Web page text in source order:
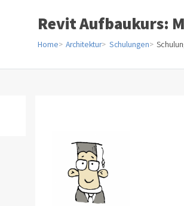
Revit Aufbaukurs:
Home Architektur Schulungen